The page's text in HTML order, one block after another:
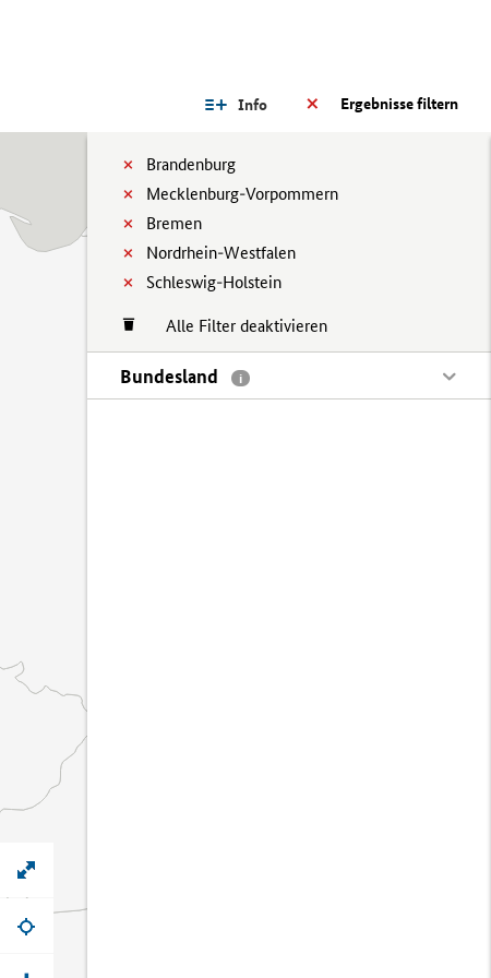
Ergebnisse filtern
Info
Brandenburg
Mecklenburg-Vorpommern
Bremen
Nordrhein-Westfalen
Schleswig-Holstein
Alle Filter deaktivieren
Bundesland i